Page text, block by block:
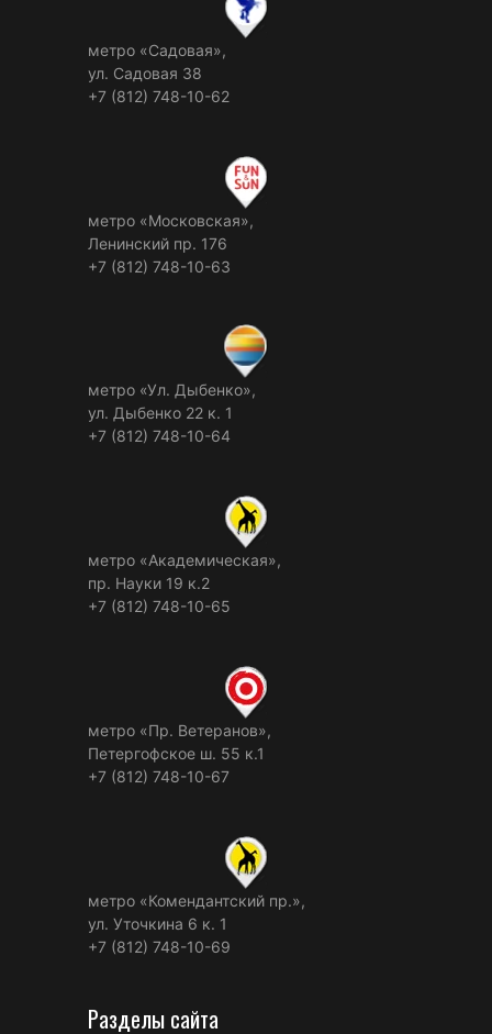
метро «Садовая»,
ул. Садовая 38
+7 (812) 748-10-62
метро «Московская»,
Ленинский пр. 176
+7 (812) 748-10-63
метро «Ул. Дыбенко»,
ул. Дыбенко 22 к. 1
+7 (812) 748-10-64
метро «Академическая»,
пр. Науки 19 к.2
+7 (812) 748-10-65
метро «Пр. Ветеранов»,
Петергофское ш. 55 к.1
+7 (812) 748-10-67
метро «Комендантский пр.»,
ул. Уточкина 6 к. 1
+7 (812) 748-10-69
Разделы сайта